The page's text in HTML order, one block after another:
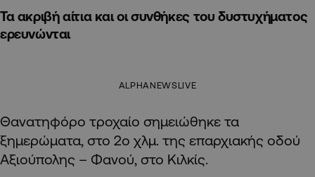
Τα ακριβή αίτια και οι συνθήκες του δυστυχήματος
ερευνώνται
ALPHANEWSLIVE
Θανατηφόρο τροχαίο σημειώθηκε τα
ξημερώματα, στο 2ο χλμ. της επαρχιακής οδού
Αξιούπολης – Φανού, στο Κιλκίς.